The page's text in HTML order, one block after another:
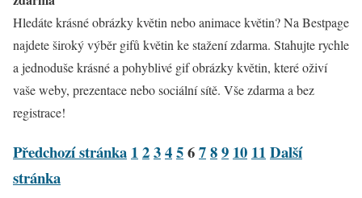
Hledáte krásné obrázky květin nebo animace květin? Na Bestpage
najdete široký výběr gifů květin ke stažení zdarma. Stahujte rychle
a jednoduše krásné a pohyblivé gif obrázky květin, které oživí
vaše weby, prezentace nebo sociální sítě. Vše zdarma a bez
registrace!
Předchozí stránka 123456789 10 11Další
stránka